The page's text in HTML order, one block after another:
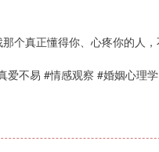
个真正懂得你、心疼你的人
爱不易 #情感观察 #婚姻心理